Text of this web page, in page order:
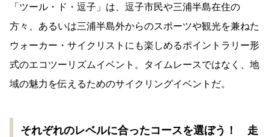
「ツール・ド・逗子」は、逗子市民や三浦半島在住の
方々、あるいは三浦半島外からのスポーツや観光を兼ねた
ウォーカー・サイクリストにも楽しめるポイントラリー形
式のエコツーリズムイベント。タイムレースではなく、地
域の魅力を伝えるためのサイクリングイベントだ。
それぞれのレベルに合ったコースを選ぼう！ 走